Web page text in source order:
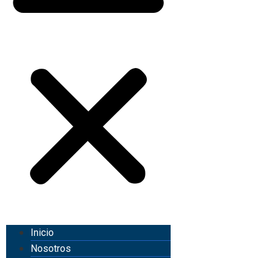
Inicio
Nosotros